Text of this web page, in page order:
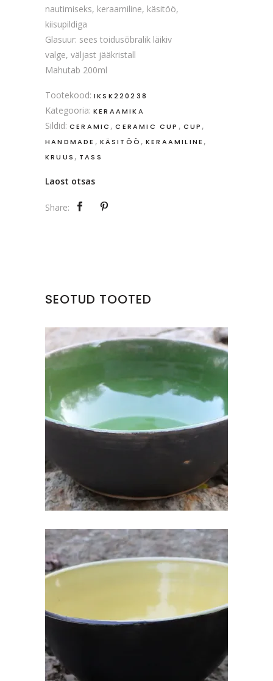
nautimiseks, keraamiline, käsitöö,
kiisupildiga
Glasuur: sees toidusõbralik läikiv
valge, väljast jääkristall
Mahutab 200ml
Tootekood: IKSK220238
Kategooria: KERAAMIKA
Sildid: CERAMIC ,CERAMIC CUP , CUP ,
HANDMADE , KÄSITÖÖ ,KERAAMILINE ,
KRUUS , TASS
Laost otsas
Share:
SEOTUD TOOTED
KERAAMILINE KAUSS
KERAAMILINE KAUSS
28.00